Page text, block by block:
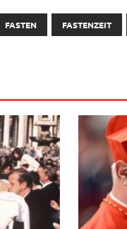
FASTEN FASTENZEIT